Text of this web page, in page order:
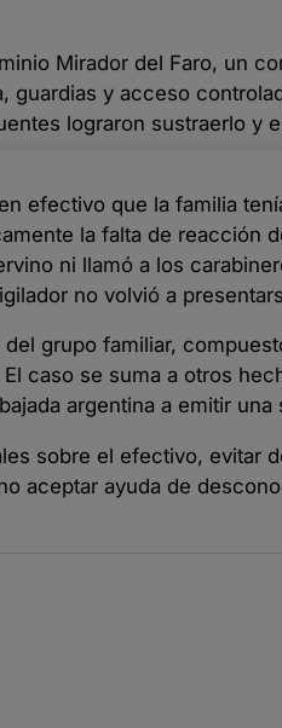
Mirador del Faro, un
y acceso
lograron sustraerlo y
efectivo que la familia
la falta de reacción
ni llamó a los
no volvió a
grupo familiar,
caso se suma a otros
argentina a emitir
sobre el efectivo, evitar
aceptar ayuda de